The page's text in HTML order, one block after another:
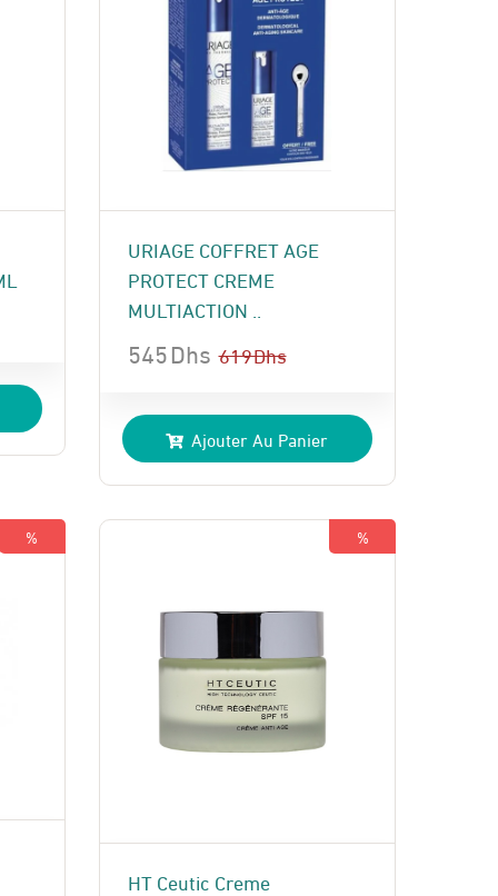
URIAGE COFFRET AGE
PROTECT CREME
MULTIACTION ..
619Dhs
prix
initial
était :
619 Dhs.
545Dhs
prix
actuel
est :
545 Dhs.
Ajouter Au Panier
% %
HT Ceutic Creme